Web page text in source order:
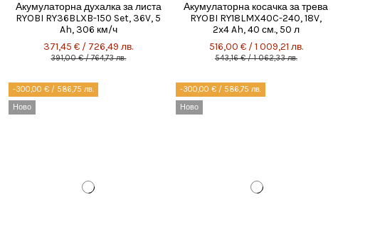
Акумулаторна духалка за листа
RYOBI RY36BLXB-150 Set, 36V, 5
Ah, 306 км/ч
371,45 € / 726,49 лв.
391,00 € / 764,73 лв.
Акумулаторна косачка за трева
RYOBI RY18LMX40C-240, 18V,
2x4 Ah, 40 см., 50 л
516,00 € / 1 009,21 лв.
543,16 € / 1 062,33 лв.
-300,00 € / 586,75 лв.
Ново
-300,00 € / 586,75 лв.
Ново